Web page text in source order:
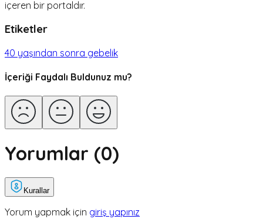
içeren bir portaldır.
Etiketler
40 yaşından sonra gebelik
İçeriği Faydalı Buldunuz mu?
Yorumlar (0)
Kurallar
Yorum yapmak için giriş yapınız